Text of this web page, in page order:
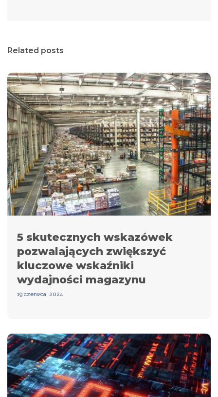
Related posts
5 skutecznych wskazówek
pozwalających zwiększyć
kluczowe wskaźniki
wydajności magazynu
19 czerwca, 2024